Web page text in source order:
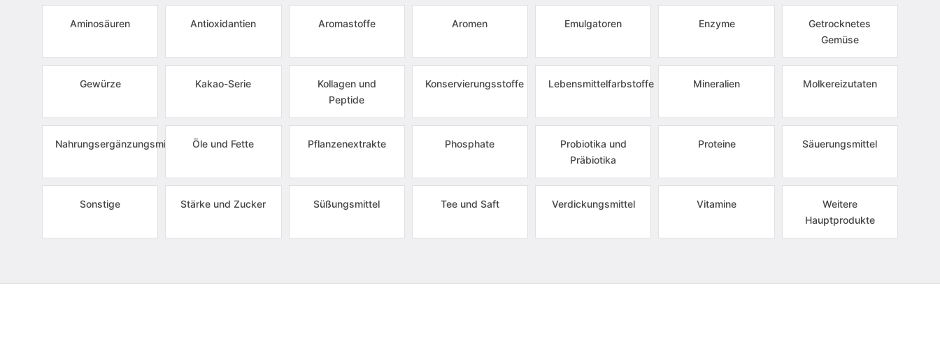
Aminosäuren Antioxidantien Aromastoffe Aromen Emulgatoren Enzyme
Getrocknetes
Gemüse
Gewürze Kakao-Serie
Kollagen und
Peptide
Konservierungsstoffe Lebensmittelfarbstoffe Mineralien Molkereizutaten
Nahrungsergänzungsmittel Öle und Fette Pflanzenextrakte Phosphate
Probiotika und
Präbiotika
Proteine Säuerungsmittel
Sonstige Stärke und Zucker Süßungsmittel Tee und Saft Verdickungsmittel Vitamine
Weitere
Hauptprodukte